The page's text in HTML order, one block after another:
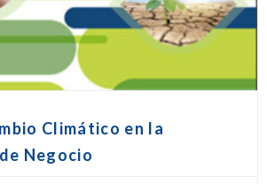
Climático en la
Negocio